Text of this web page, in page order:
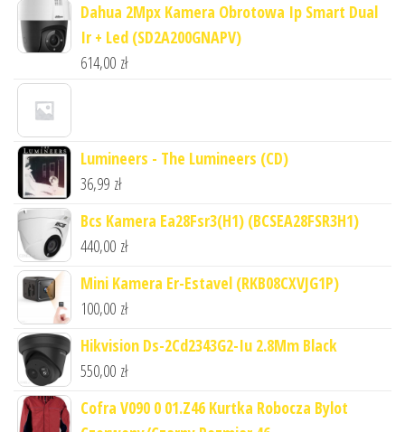
Dahua 2Mpx Kamera Obrotowa Ip Smart Dual
Ir + Led (SD2A200GNAPV)
614,00 zł
Lumineers - The Lumineers (CD)
36,99 zł
Bcs Kamera Ea28Fsr3(H1) (BCSEA28FSR3H1)
440,00 zł
Mini Kamera Er-Estavel (RKB08CXVJG1P)
100,00 zł
Hikvision Ds-2Cd2343G2-Iu 2.8Mm Black
550,00 zł
Cofra V090 0 01.Z46 Kurtka Robocza Bylot